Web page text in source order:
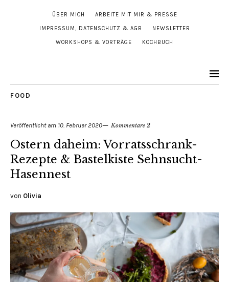
ÜBER MICH ARBEITE MIT MIR & PRESSE
IMPRESSUM, DATENSCHUTZ & AGB NEWSLETTER
WORKSHOPS & VORTRÄGE KOCHBUCH
FOOD
Veröffentlicht am 10. Februar 2020 Kommentare 2
Ostern daheim: Vorratsschrank-
Rezepte & Bastelkiste Sehnsucht-
Hasennest
von Olivia